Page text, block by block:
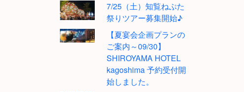
7/25（土）知覧ねぷた
祭りツアー募集開始♪
【夏宴会企画プランの
ご案内～09/30】
SHIROYAMA HOTEL
kagoshima 予約受付開
始しました。